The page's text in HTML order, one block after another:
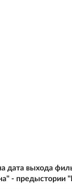
дата выхода
- предыстории